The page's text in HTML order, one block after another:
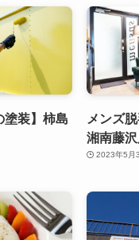
塗装】柿島
メンズ
湘南藤
2023年5月